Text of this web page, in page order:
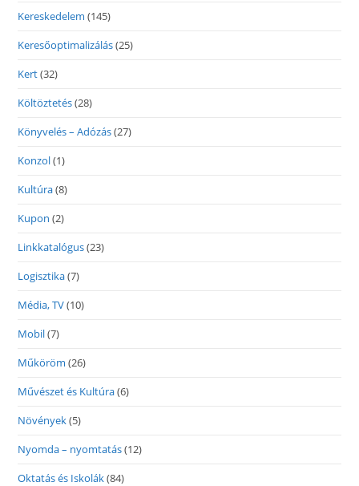
Kereskedelem (145)
Keresőoptimalizálás(25)
Kert(32)
Költöztetés(28)
Könyvelés – Adózás(27)
Konzol(1)
Kultúra(8)
Kupon (2)
Linkkatalógus(23)
Logisztika(7)
Média, TV(10)
Mobil(7)
Műköröm (26)
Művészet és Kultúra(6)
Növények(5)
Nyomda – nyomtatás(12)
Oktatás és Iskolák(84)